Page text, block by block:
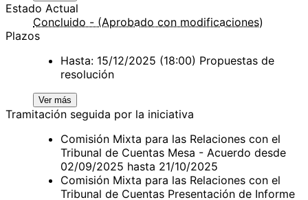
Estado Actual
Concluido - (Aprobado con modificaciones)
Plazos
Hasta: 15/12/2025 (18:00) Propuestas de
resolución
Ver más
Tramitación seguida por la iniciativa
Comisión Mixta para las Relaciones con el
Tribunal de Cuentas Mesa - Acuerdo desde
02/09/2025 hasta 21/10/2025
Comisión Mixta para las Relaciones con el
Tribunal de Cuentas Presentación de Informe